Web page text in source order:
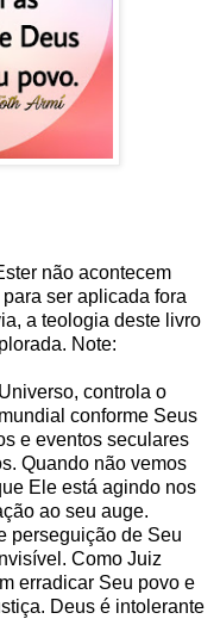
não acontecem
ser aplicada fora
a teologia deste livro
Note:
controla o
conforme Seus
e eventos seculares
Quando não vemos
Ele está agindo nos
ao seu auge.
perseguição de Seu
Como Juiz
erradicar Seu povo e
Deus é intolerante